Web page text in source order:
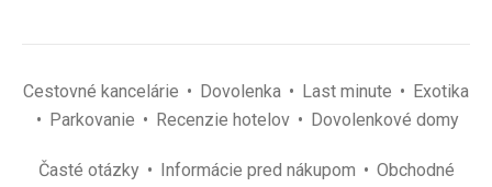
Cestovné kancelárie Dovolenka Last minute
Exotika
Parkovanie
Recenzie hotelov Dovolenkové domy
Časté otázky Informácie pred nákupom
Obchodné